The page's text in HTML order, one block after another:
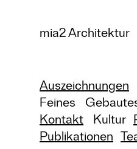
mia2 Architektur
Auszeichnungen
Feines
Kontakt Kultur
Publikationen